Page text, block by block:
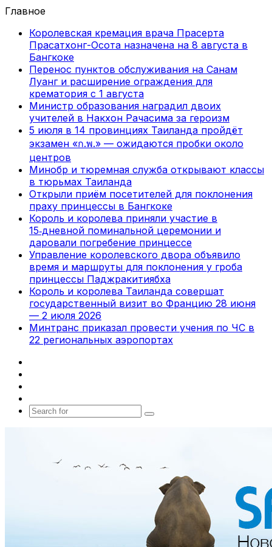
Главное
Королевская кремация врача Прасерта
Прасатхонг-Осота назначена на 8 августа в
Бангкоке
Перенос пунктов обслуживания на Санам
Луанг и расширение ограждения для
крематория с 1 августа
Министр образования наградил двоих
учителей в Накхон Рачасима за героизм
5 июля в 14 провинциях Таиланда пройдёт
экзамен «ก.พ.» — ожидаются пробки около
центров
Минобр и тюремная служба открывают классы
в тюрьмах Таиланда
Открыли приём посетителей для поклонения
праху принцессы в Бангкоке
Король и королева приняли участие в
15‑дневной поминальной церемонии и
даровали погребение принцессе
Управление королевского двора объявило
время и маршруты для поклонения у гроба
принцессы Паджракитиябха
Король и королева Таиланда совершат
государственный визит во Францию 28 июня
— 2 июля 2026
Минтранс приказал провести учения по ЧС в
22 региональных аэропортах
Search